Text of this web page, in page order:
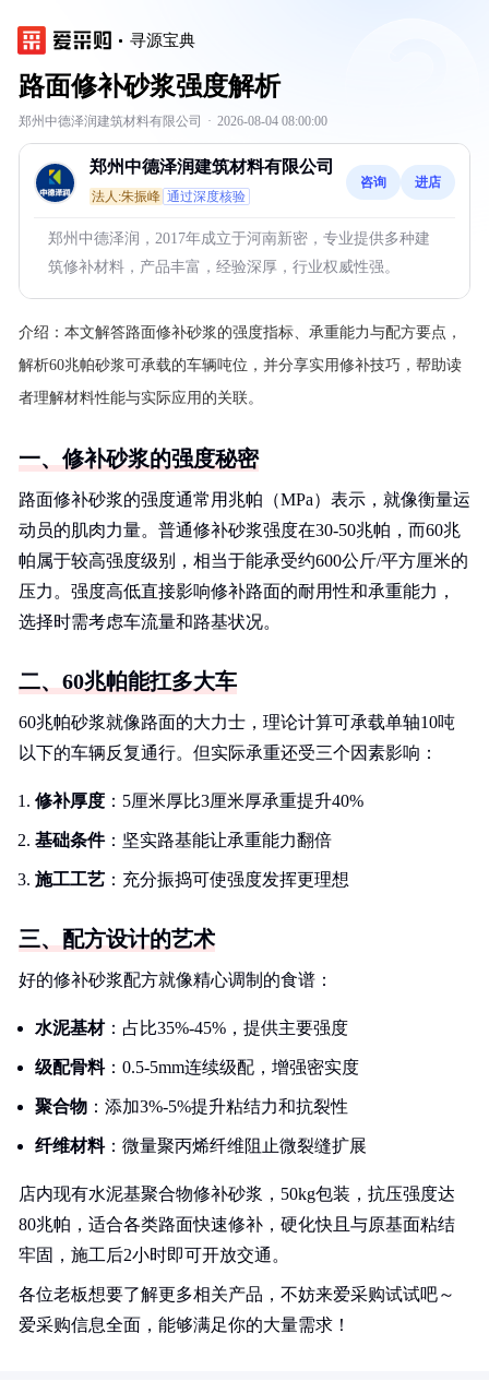
寻源宝典
路面修补砂浆强度解析
郑州中德泽润建筑材料有限公司 · 2026-08-04 08:00:00
郑州中德泽润建筑材料有限公司
法人:朱振峰 通过深度核验
咨询 进店
郑州中德泽润，2017年成立于河南新密，专业提供多种建
筑修补材料，产品丰富，经验深厚，行业权威性强。
介绍： 本文解答路面修补砂浆的强度指标、承重能力与配方要点，
解析60兆帕砂浆可承载的车辆吨位，并分享实用修补技巧，帮助读
者理解材料性能与实际应用的关联。
一、修补砂浆的强度秘密
路面修补砂浆的强度通常用兆帕（MPa）表示，就像衡量运
动员的肌肉力量。普通修补砂浆强度在30-50兆帕，而60兆
帕属于较高强度级别，相当于能承受约600公斤/平方厘米的
压力。强度高低直接影响修补路面的耐用性和承重能力，
选择时需考虑车流量和路基状况。
二、60兆帕能扛多大车
60兆帕砂浆就像路面的大力士，理论计算可承载单轴10吨
以下的车辆反复通行。但实际承重还受三个因素影响：
修补厚度 ：5厘米厚比3厘米厚承重提升40%
基础条件：坚实路基能让承重能力翻倍
施工工艺 ：充分振捣可使强度发挥更理想
三、配方设计的艺术
好的修补砂浆配方就像精心调制的食谱：
水泥基材：占比35%-45%，提供主要强度
级配骨料：0.5-5mm连续级配，增强密实度
聚合物 ：添加3%-5%提升粘结力和抗裂性
纤维材料：微量聚丙烯纤维阻止微裂缝扩展
店内现有水泥基聚合物修补砂浆，50kg包装，抗压强度达
80兆帕，适合各类路面快速修补，硬化快且与原基面粘结
牢固，施工后2小时即可开放交通。
各位老板想要了解更多相关产品，不妨来爱采购试试吧～
爱采购信息全面，能够满足你的大量需求！